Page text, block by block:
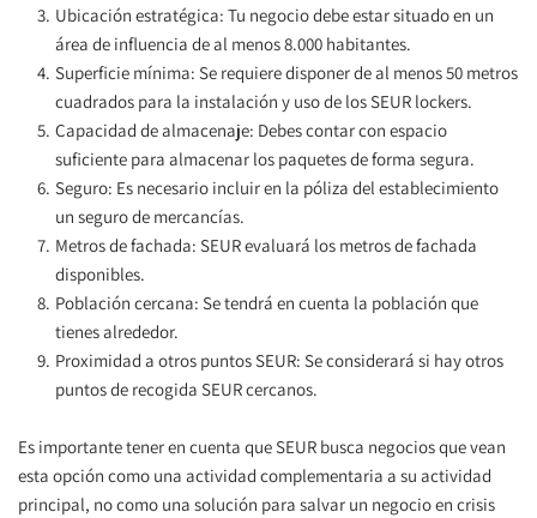
Ubicación estratégica: Tu negocio debe estar situado en un
área de influencia de al menos 8.000 habitantes.
Superficie mínima: Se requiere disponer de al menos 50 metros
cuadrados para la instalación y uso de los SEUR lockers.
Capacidad de almacenaje: Debes contar con espacio
suficiente para almacenar los paquetes de forma segura.
Seguro: Es necesario incluir en la póliza del establecimiento
un seguro de mercancías.
Metros de fachada: SEUR evaluará los metros de fachada
disponibles.
Población cercana: Se tendrá en cuenta la población que
tienes alrededor.
Proximidad a otros puntos SEUR: Se considerará si hay otros
puntos de recogida SEUR cercanos.
Es importante tener en cuenta que SEUR busca negocios que vean
esta opción como una actividad complementaria a su actividad
principal, no como una solución para salvar un negocio en crisis